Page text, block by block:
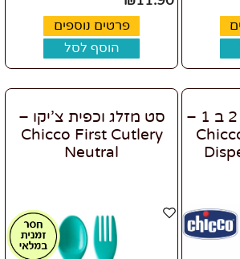
פרטים נוספים
הוסף לסל
מחלק מנות צ’יקו 2 ב 1 –
סט מזלג וכפית צ’יקו –
Chicco First Cutlery
Neutral